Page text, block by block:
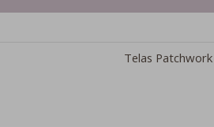
Telas Patchwork